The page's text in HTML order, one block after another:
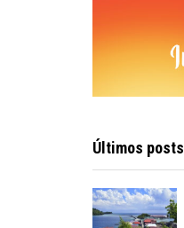
Últimos posts